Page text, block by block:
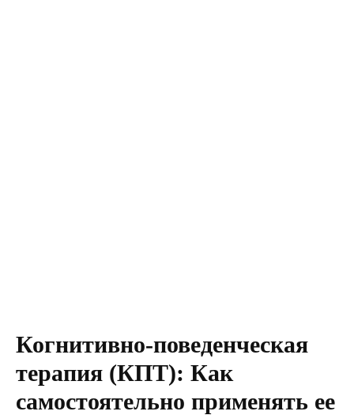
Когнитивно-поведенческая
терапия (КПТ): Как
самостоятельно применять ее